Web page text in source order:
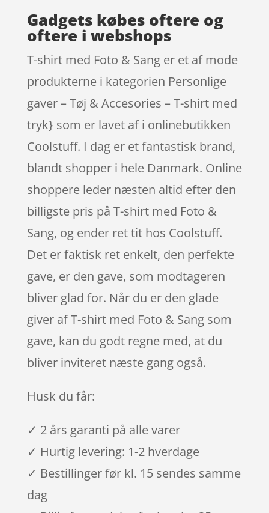
Gadgets købes oftere og
oftere i webshops
T-shirt med Foto & Sang er et af mode
produkterne i kategorien Personlige
gaver – Tøj & Accesories – T-shirt med
tryk} som er lavet af i onlinebutikken
Coolstuff. I dag er et fantastisk brand,
blandt shopper i hele Danmark. Online
shoppere leder næsten altid efter den
billigste pris på T-shirt med Foto &
Sang, og ender ret tit hos Coolstuff.
Det er faktisk ret enkelt, den perfekte
gave, er den gave, som modtageren
bliver glad for. Når du er den glade
giver af T-shirt med Foto & Sang som
gave, kan du godt regne med, at du
bliver inviteret næste gang også.
Husk du får:
✓ 2 års garanti på alle varer
✓ Hurtig levering: 1-2 hverdage
✓ Bestillinger før kl. 15 sendes samme
dag